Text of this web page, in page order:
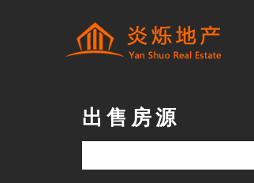
出售房源